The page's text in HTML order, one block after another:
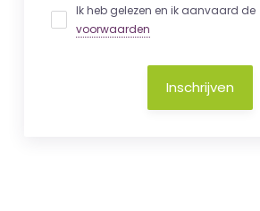
Ik heb gelezen en ik aanvaard de
voorwaarden
Inschrijven